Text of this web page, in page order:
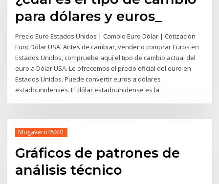
para dólares y euros_
Precio Euro Estados Unidos | Cambio Euro Dólar | Cotización
Euro Dólar USA. Antes de cambiar, vender o comprar Euros en
Estados Unidos, compruebe aquí el tipo de cambio actual del
euro a Dólar USA. Le ofrecemos el precio oficial del euro en
Estados Unidos. Puede convertir euros a dólares
estadounidenses. El dólar estadounidense es la
Mogavero45631
Gráficos de patrones de
análisis técnico